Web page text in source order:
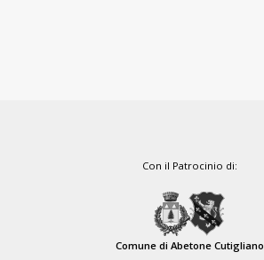
Con il Patrocinio di:
Comune di Abetone Cutigliano